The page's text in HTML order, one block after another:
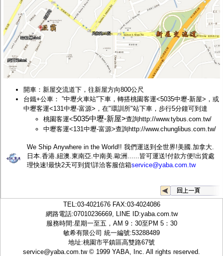
開車：新屋交流道下，往新屋方向800公尺
台鐵+公車： ”中壢火車站”下車，轉搭桃園客運<5035中壢-新屋>，或
中壢客運<131中壢-富源>，在"環訓所"站下車，步行5分鐘可到達
桃園客運<5035中壢-新屋>查詢http://www.tybus.com.tw/
中壢客運<131中壢-富源>查詢http://www.chunglibus.com.tw/
We Ship Anywhere in the World!! 我們運送到全世界!美國.加拿大.
日本.香港.紐澳.東南亞.中南美.歐洲......皆可運送!付款方便!出貨處
理快速!最快2天可到貨!詳洽客服信箱service@yaba.com.tw
TEL:03-4021676FAX:03-4024086
網路電話:07010236669, LINE ID:yaba.com.tw
服務時間:星期一至五，AM 9：30至PM 5：30
敏希有限公司 統一編號:53288489
地址:桃園市平鎮區高雙路67號
service@yaba.com.tw© 1999 YABA, Inc. All rights reserved.